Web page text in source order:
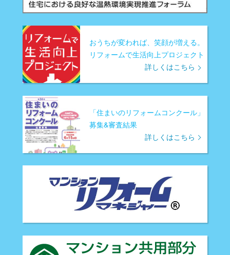
おうちが変われば、笑顔が増える。
リフォームで生活向上プロジェクト
詳しくはこちら
「住まいのリフォームコンクール」
募集&審査結果
詳しくはこちら